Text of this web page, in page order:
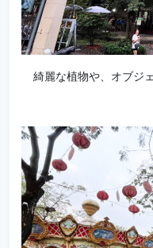
綺麗な植物や、オブジ